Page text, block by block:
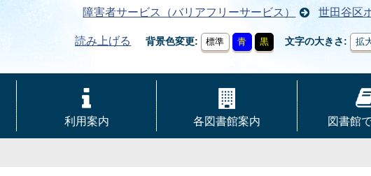
障害者サービス（バリアフリーサービス） 世田谷区
読み上げる 背景色変更 標準 青 黒 文字の大きさ 拡
利用案内 各図書館案内 図書館